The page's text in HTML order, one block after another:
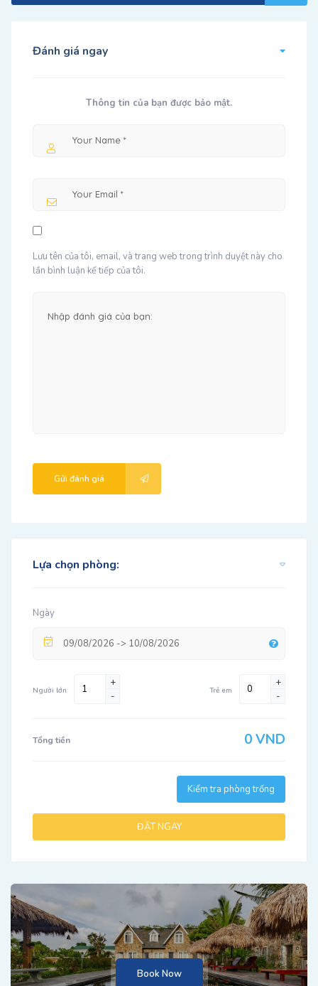
Đánh giá ngay
Thông tin của bạn được bảo mật.
Lưu tên của tôi, email, và trang web trong trình duyệt này cho
lần bình luận kế tiếp của tôi.
Gửi đánh giá
Lựa chọn phòng:
Ngày
Người lớn
+
-
Trẻ em
+
-
Tổng tiền 0 VND
Kiểm tra phòng trống
ĐẶT NGAY
Book Now